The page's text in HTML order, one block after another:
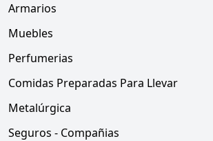
Armarios
Muebles
Perfumerias
Comidas Preparadas Para Llevar
Metalúrgica
Seguros - Compañias